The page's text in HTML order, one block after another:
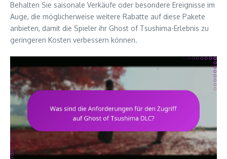
Behalten Sie saisonale Verkäufe oder besondere Ereignisse im
Auge, die möglicherweise weitere Rabatte auf diese Pakete
anbieten, damit die Spieler ihr Ghost of Tsushima-Erlebnis zu
geringeren Kosten verbessern können.